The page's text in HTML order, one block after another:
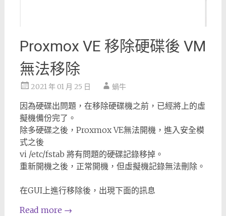
Proxmox VE 移除硬碟後 VM
無法移除
2021 年 01 月 25 日 蝸牛
因為硬碟出問題，在移除硬碟機之前，已經將上的虛
擬機備份完了。
除多硬碟之後，Proxmox VE無法開機，進入安全模
式之後
vi /etc/fstab 將有問題的硬碟記錄移掉。
重新開機之後，正常開機，但虛擬機記錄無法刪除。
在GUI上進行移除後，出現下面的訊息
Read more →